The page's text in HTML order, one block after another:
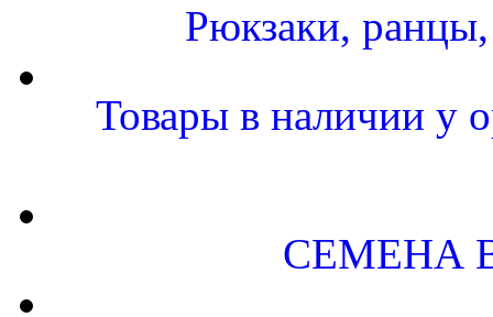
Рюкзаки,
Товары в наличии у
СЕМЕНА